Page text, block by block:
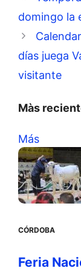
domingo la
días juega
visitante
Màs
Más
CÓRDOBA
Feria